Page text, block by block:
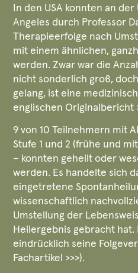
In den USA konnten an
Angeles durch Professor
Therapieerfolge nach
mit einem ähnlichen,
werden. Zwar war die
nicht sonderlich groß,
gelang, ist eine
englischen Originalbericht
9 von 10 Teilnehmern mit
Stufe 1 und 2 (frühe und
– konnten geheilt oder
werden. Es handelte sich
eingetretene
wissenschaftlich
Umstellung der
Heilergebnis gebracht hat.
eindrücklich seine
Fachartikel >>>).